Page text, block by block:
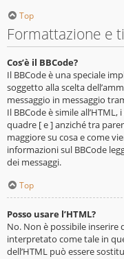
Top
Formattazione e
Cos’è il BBCode?
Il BBCode è una speciale
soggetto alla scelta
messaggio in messaggio
Il BBCode è simile
quadre [ e ] anziché tra
maggiore su cosa e come
informazioni sul BBCode
dei messaggi.
Top
Posso usare l’HTML?
No. Non è possibile inserire
interpretato come tale in
dell’HTML può essere